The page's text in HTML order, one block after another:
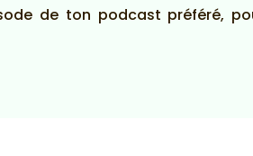
de ton podcast préféré,